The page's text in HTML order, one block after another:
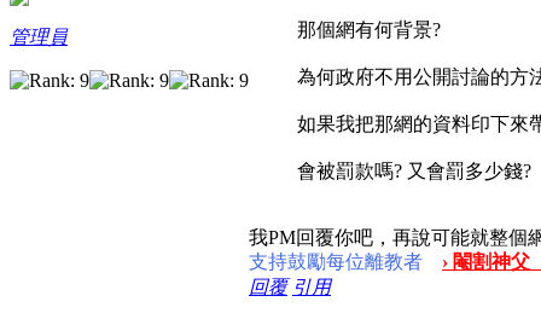
管理員 那個網有何背景?
為何政府不用公開討論的方
如果我把那網的資料印下來
會被罰款嗎? 又會罰多少錢?
我PM回覆你吧，再說可能就整個
支持鼓勵每位離教者
› 閹割神
回覆 引用